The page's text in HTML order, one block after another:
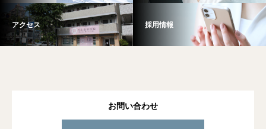
アクセス 採用情報
お問い合わせ